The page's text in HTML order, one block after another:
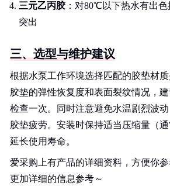
三元乙丙胶：对80℃以下热水有出
突出
三、选型与维护建议
根据水泵工作环境选择匹配的胶垫材
胶垫的弹性恢复度和表面裂纹情况，
检查一次。同时注意避免水温剧烈波
胶垫疲劳。安装时保持适当压缩量（通
延长使用寿命。
爱采购上有产品的详细资料，方便你
更加详细的信息参考～